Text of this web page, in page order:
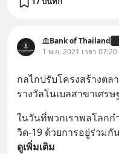
Bank of Thailand
1 พ.ย. 2021 เวลา
กลไกปรับโครงสร้างตล
รางวัลโนเบลสาขาเศร
ในวันที่พวกเราพลโลก
วิด-19 ด้วยการอยู่ร่วมกั
ดูเพิ่มเติม